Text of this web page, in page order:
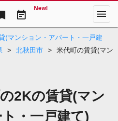
event_note
New! menu
(マンション・アパート・一戸建
> 北秋田市 >
米代町の賃貸(マン
2Kの賃貸(マン
・一戸建て)